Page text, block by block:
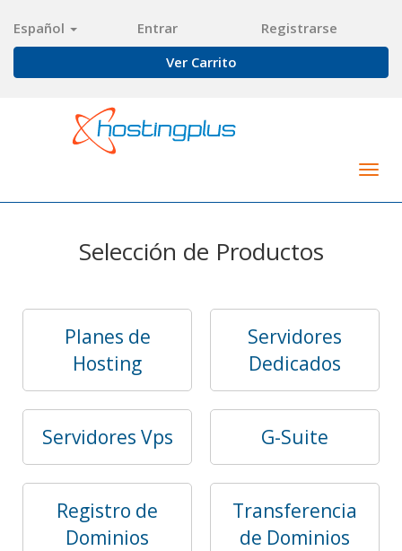
Español Entrar
Registrarse
Ver Carrito
Selección de Productos
Planes de
Hosting
Servidores
Dedicados
Servidores Vps G-Suite
Registro de
Dominios
Transferencia
de Dominios